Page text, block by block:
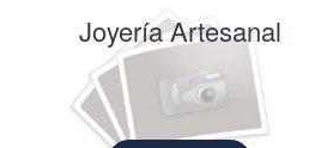
Joyería Artesanal